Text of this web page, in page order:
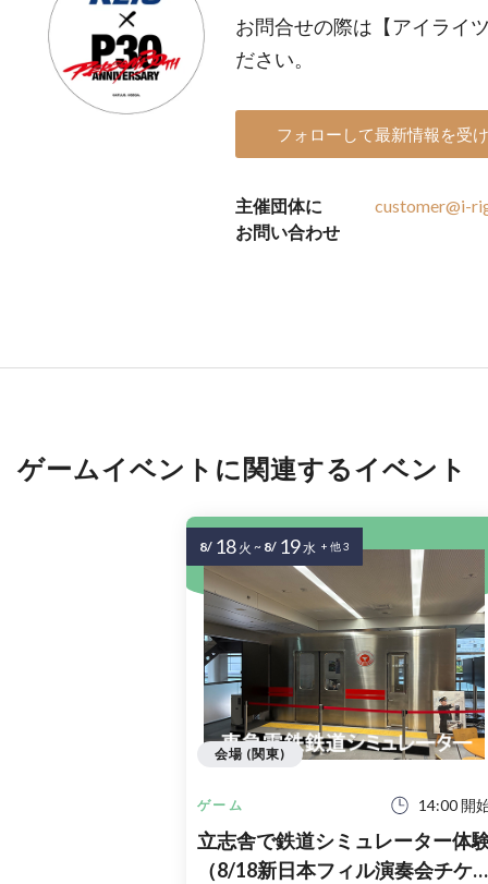
お問合せの際は【アイライ
ださい。
フォローして最新情報を受
主催団体に
お問い合わせ
customer@i-
ゲームイベントに関連するイベント
ゲーム 14:00 開
立志舎で鉄道シミュレーター体
（8/18新日本フィル演奏会チケ
会場 (関東)
8/ 18 火 ~ 8/ 19水 + 他 3